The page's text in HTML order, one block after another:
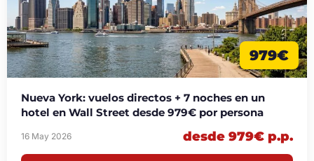
979€
Nueva York: vuelos directos + 7 noches en un
hotel en Wall Street desde 979€ por persona
16 May 2026 desde 979€ p.p.